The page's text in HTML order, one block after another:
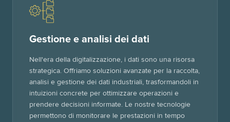
Gestione e analisi dei dati
Nell'era della digitalizzazione, i dati sono una risorsa
strategica. Offriamo soluzioni avanzate per la raccolta,
analisi e gestione dei dati industriali, trasformandoli in
intuizioni concrete per ottimizzare operazioni e
prendere decisioni informate. Le nostre tecnologie
permettono di monitorare le prestazioni in tempo